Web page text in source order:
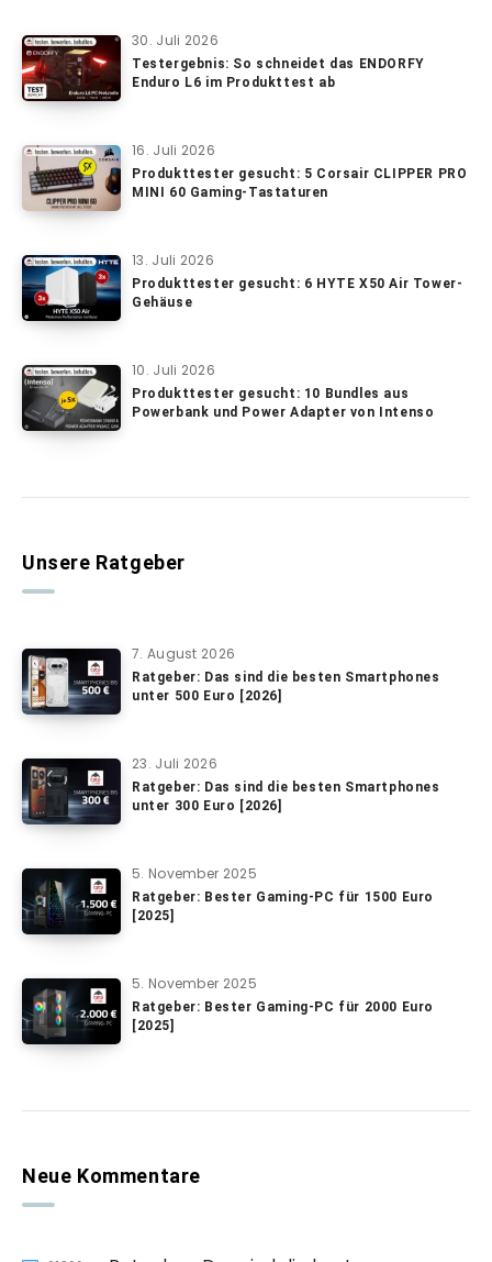
30. Juli 2026
Testergebnis: So schneidet das ENDORFY
Enduro L6 im Produkttest ab
16. Juli 2026
Produkttester gesucht: 5 Corsair CLIPPER PRO
MINI 60 Gaming-Tastaturen
13. Juli 2026
Produkttester gesucht: 6 HYTE X50 Air Tower-
Gehäuse
10. Juli 2026
Produkttester gesucht: 10 Bundles aus
Powerbank und Power Adapter von Intenso
Unsere Ratgeber
7. August 2026
Ratgeber: Das sind die besten Smartphones
unter 500 Euro [2026]
23. Juli 2026
Ratgeber: Das sind die besten Smartphones
unter 300 Euro [2026]
5. November 2025
Ratgeber: Bester Gaming-PC für 1500 Euro
[2025]
5. November 2025
Ratgeber: Bester Gaming-PC für 2000 Euro
[2025]
Neue Kommentare